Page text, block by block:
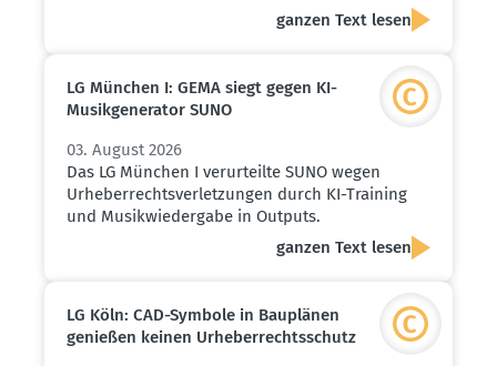
ganzen Text lesen
LG München I: GEMA siegt gegen KI-
Musik­ge­ne­rator SUNO
03. August 2026
Das LG München I verurteilte SUNO wegen
Urheberrechtsverletzungen durch KI-Training
und Musikwiedergabe in Outputs.
ganzen Text lesen
LG Köln: CAD-Symbole in Bauplänen
genießen keinen Urheber­rechts­schutz